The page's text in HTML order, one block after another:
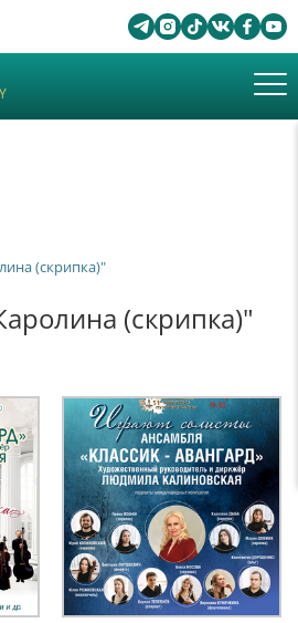
(скрипка)"
(скрипка)"